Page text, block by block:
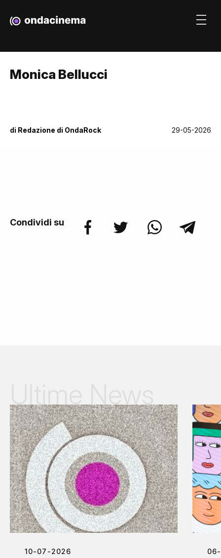
Monica Bellucci
di Redazione di OndaRock 29-05-2026
Condividi su
10-07-2026